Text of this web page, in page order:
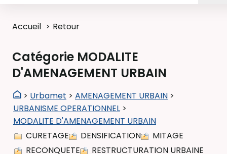
Accueil Retour
Catégorie MODALITE
D'AMENAGEMENT URBAIN
> Urbamet > AMENAGEMENT URBAIN >
URBANISME OPERATIONNEL >
MODALITE D'AMENAGEMENT URBAIN
CURETAGE
DENSIFICATION
MITAGE
RECONQUETE
RESTRUCTURATION URBAINE